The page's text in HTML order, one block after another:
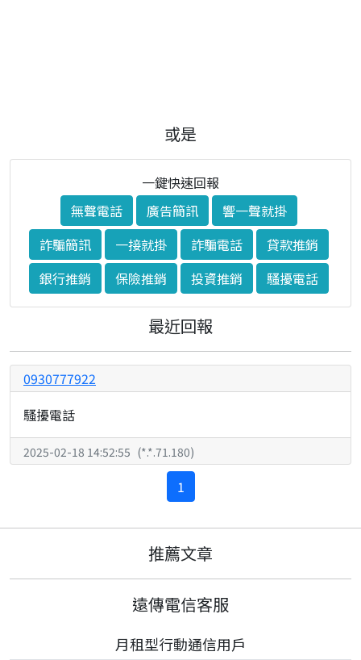
或是
一鍵快速回報
無聲電話
廣告簡訊
響一聲就掛
詐騙簡訊
一接就掛 詐騙電話
貸款推銷
銀行推銷
保險推銷 投資推銷 騷擾電話
最近回報
0930777922
騷擾電話
2025-02-18 14:52:55 (*.*.71.180)
1
推薦文章
遠傳電信客服
月租型行動通信用戶